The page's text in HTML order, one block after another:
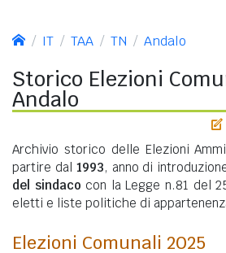
IT TAA TN Andalo
Storico Elezioni
Andalo
Archivio storico delle Elezioni
partire dal 1993, anno di
del sindaco con la Legge n.81 del
eletti e liste politiche di
Elezioni Comunali 2025